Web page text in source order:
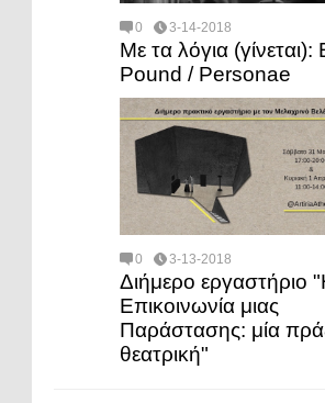
0 3-14-2018
Με τα λόγια (γίνεται):
Pound / Personae
0 3-13-2018
Διήμερο εργαστήριο
Επικοινωνία μιας
Παράστασης: μία
θεατρική"